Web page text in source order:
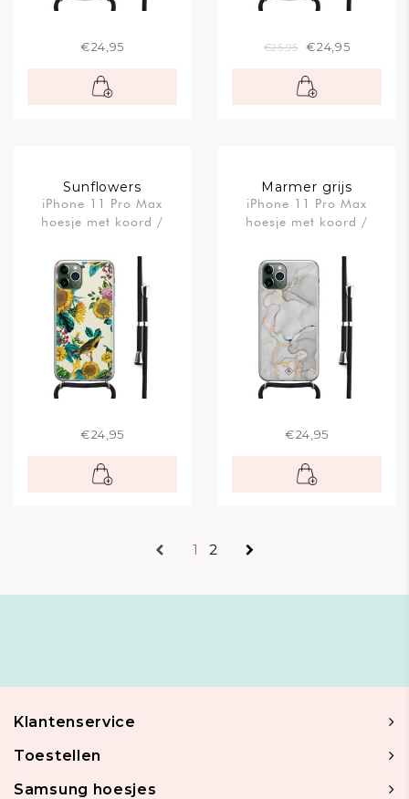
€24,95 €25,95 €24,95
Sunflowers
iPhone 11 Pro Max
hoesje met koord /
€24,95
Marmer grijs
iPhone 11 Pro Max
hoesje met koord /
€24,95
1 2
Klantenservice
Toestellen
Samsung hoesjes